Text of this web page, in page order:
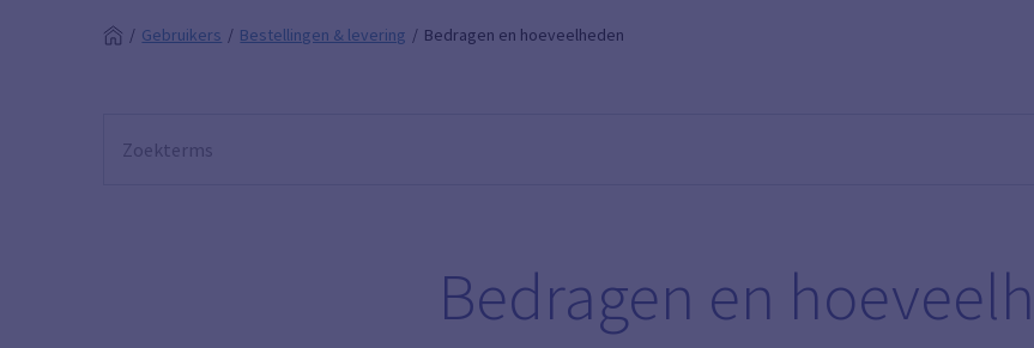
Gebruikers Bestellingen & levering Bedragen en hoeveelheden
Bedragen en